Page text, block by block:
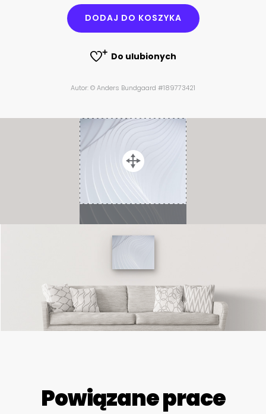
DODAJ DO KOSZYKA
Do ulubionych
Autor: © Anders Bundgaard #189773421
Powiązane prace